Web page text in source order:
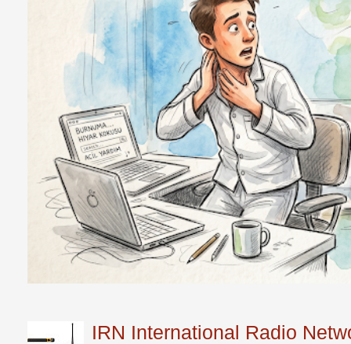
IRN International Radio